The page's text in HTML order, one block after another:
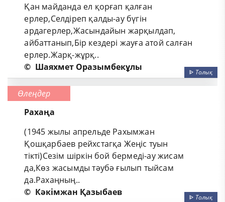
Қан майданда ел қорғап қалған
ерлер,Селдіреп қалды-ау бүгін
ардагерлер,Жасындайын жарқылдап,
айбаттанып,Бір кездері жауға атой салған
ерлер.Жарқ-жұрқ..
© Шаяхмет Оразымбекұлы ᐈ Толық
Өлеңдер
Рахаңа
(1945 жылы апрельде Рахымжан
Қошқарбаев рейхстагқа Жеңіс туын
тікті)Сезім шіркін бой бермеді-ау жисам
да,Көз жасымды тәубә ғылып тыйсам
да.Рахаңның..
© Кәкімжан Қазыбаев ᐈ Толық